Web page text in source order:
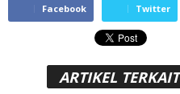
Facebook Twitter
ARTIKEL TERKAIT